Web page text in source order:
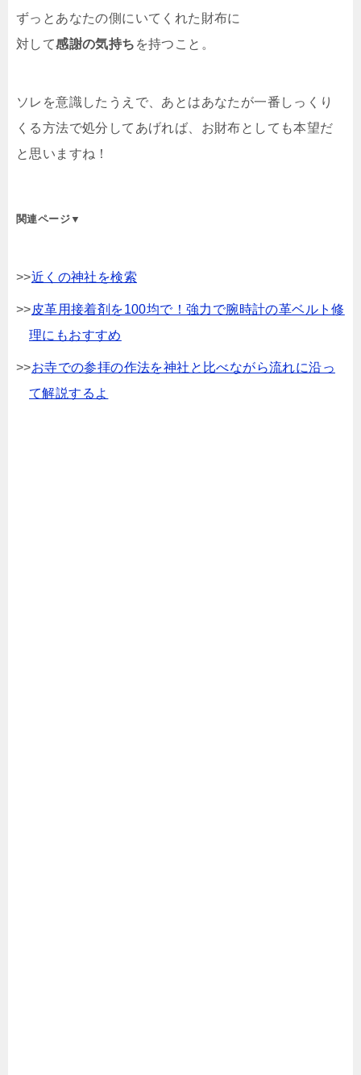
ずっとあなたの側にいてくれた財布に
対して感謝の気持ち を持つこと。
ソレを意識したうえで、あとはあなたが一番しっくり
くる方法で処分してあげれば、お財布としても本望だ
と思いますね！
関連ページ▼
>>近くの神社を検索
>>皮革用接着剤を100均で！強力で腕時計の革ベルト修
理にもおすすめ
>>お寺での参拝の作法を神社と比べながら流れに沿っ
て解説するよ